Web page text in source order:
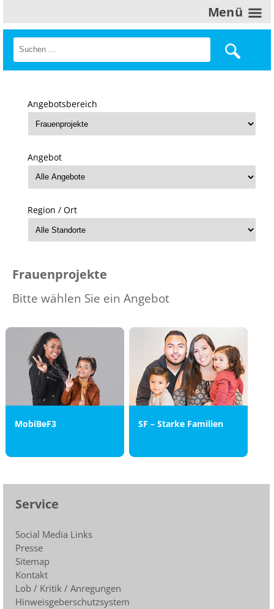
Menü
Angebotsbereich
Angebot
Region / Ort
Frauenprojekte
Bitte wählen Sie ein Angebot
MobiBeF3 SF – Starke Familien
Service
Social Media Links
Presse
Sitemap
Kontakt
Lob / Kritik / Anregungen
Hinweisgeberschutzsystem